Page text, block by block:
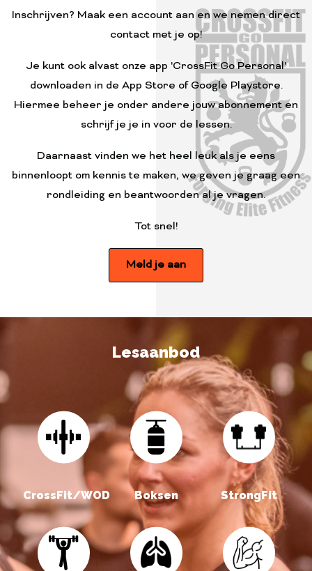
Inschrijven? Maak een account aan en we nemen direct
contact met je op!
Je kunt ook alvast onze app 'CrossFit Go Personal'
downloaden in de App Store of Google Playstore.
Hiermee beheer je onder andere jouw abonnement en
schrijf je je in voor de lessen.
Daarnaast vinden we het heel leuk als je eens
binnenloopt om kennis te maken, we geven je graag een
rondleiding en beantwoorden al je vragen.
Tot snel!
Meld je aan
Lesaanbod
CrossFit/WOD Boksen StrongFit